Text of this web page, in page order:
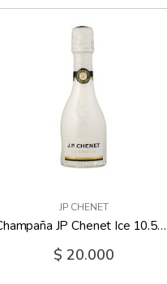
JP CHENET
Champaña JP Chenet Ice 10.5% - 200 Ml
$ 20.000